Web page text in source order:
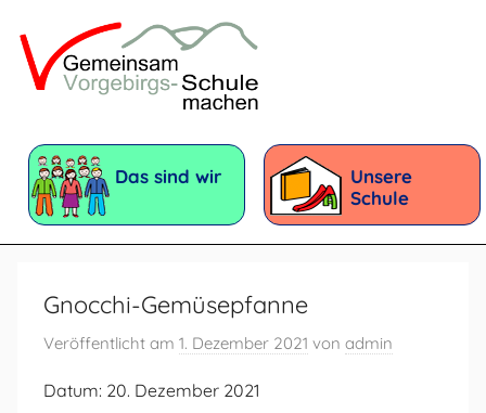
Inhalt
springen
Vorgebirgsschule
mit
dem
Förderschwerpunkt:
Das sind wir
Unsere
Schule
Gnocchi-Gemüsepfanne
Veröffentlicht am 1. Dezember 2021 von admin
Datum: 20. Dezember 2021